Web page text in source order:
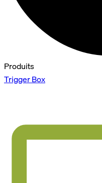
Produits
Trigger Box